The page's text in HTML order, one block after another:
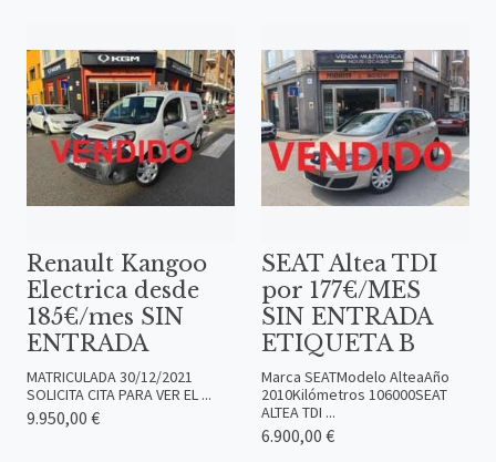
Renault Kangoo
Electrica desde
185€/mes SIN
ENTRADA
MATRICULADA 30/12/2021
SOLICITA CITA PARA VER EL ...
9.950,00 €
SEAT Altea TDI
por 177€/MES
SIN ENTRADA
ETIQUETA B
Marca SEATModelo AlteaAño
2010Kilómetros 106000SEAT
ALTEA TDI ...
6.900,00 €